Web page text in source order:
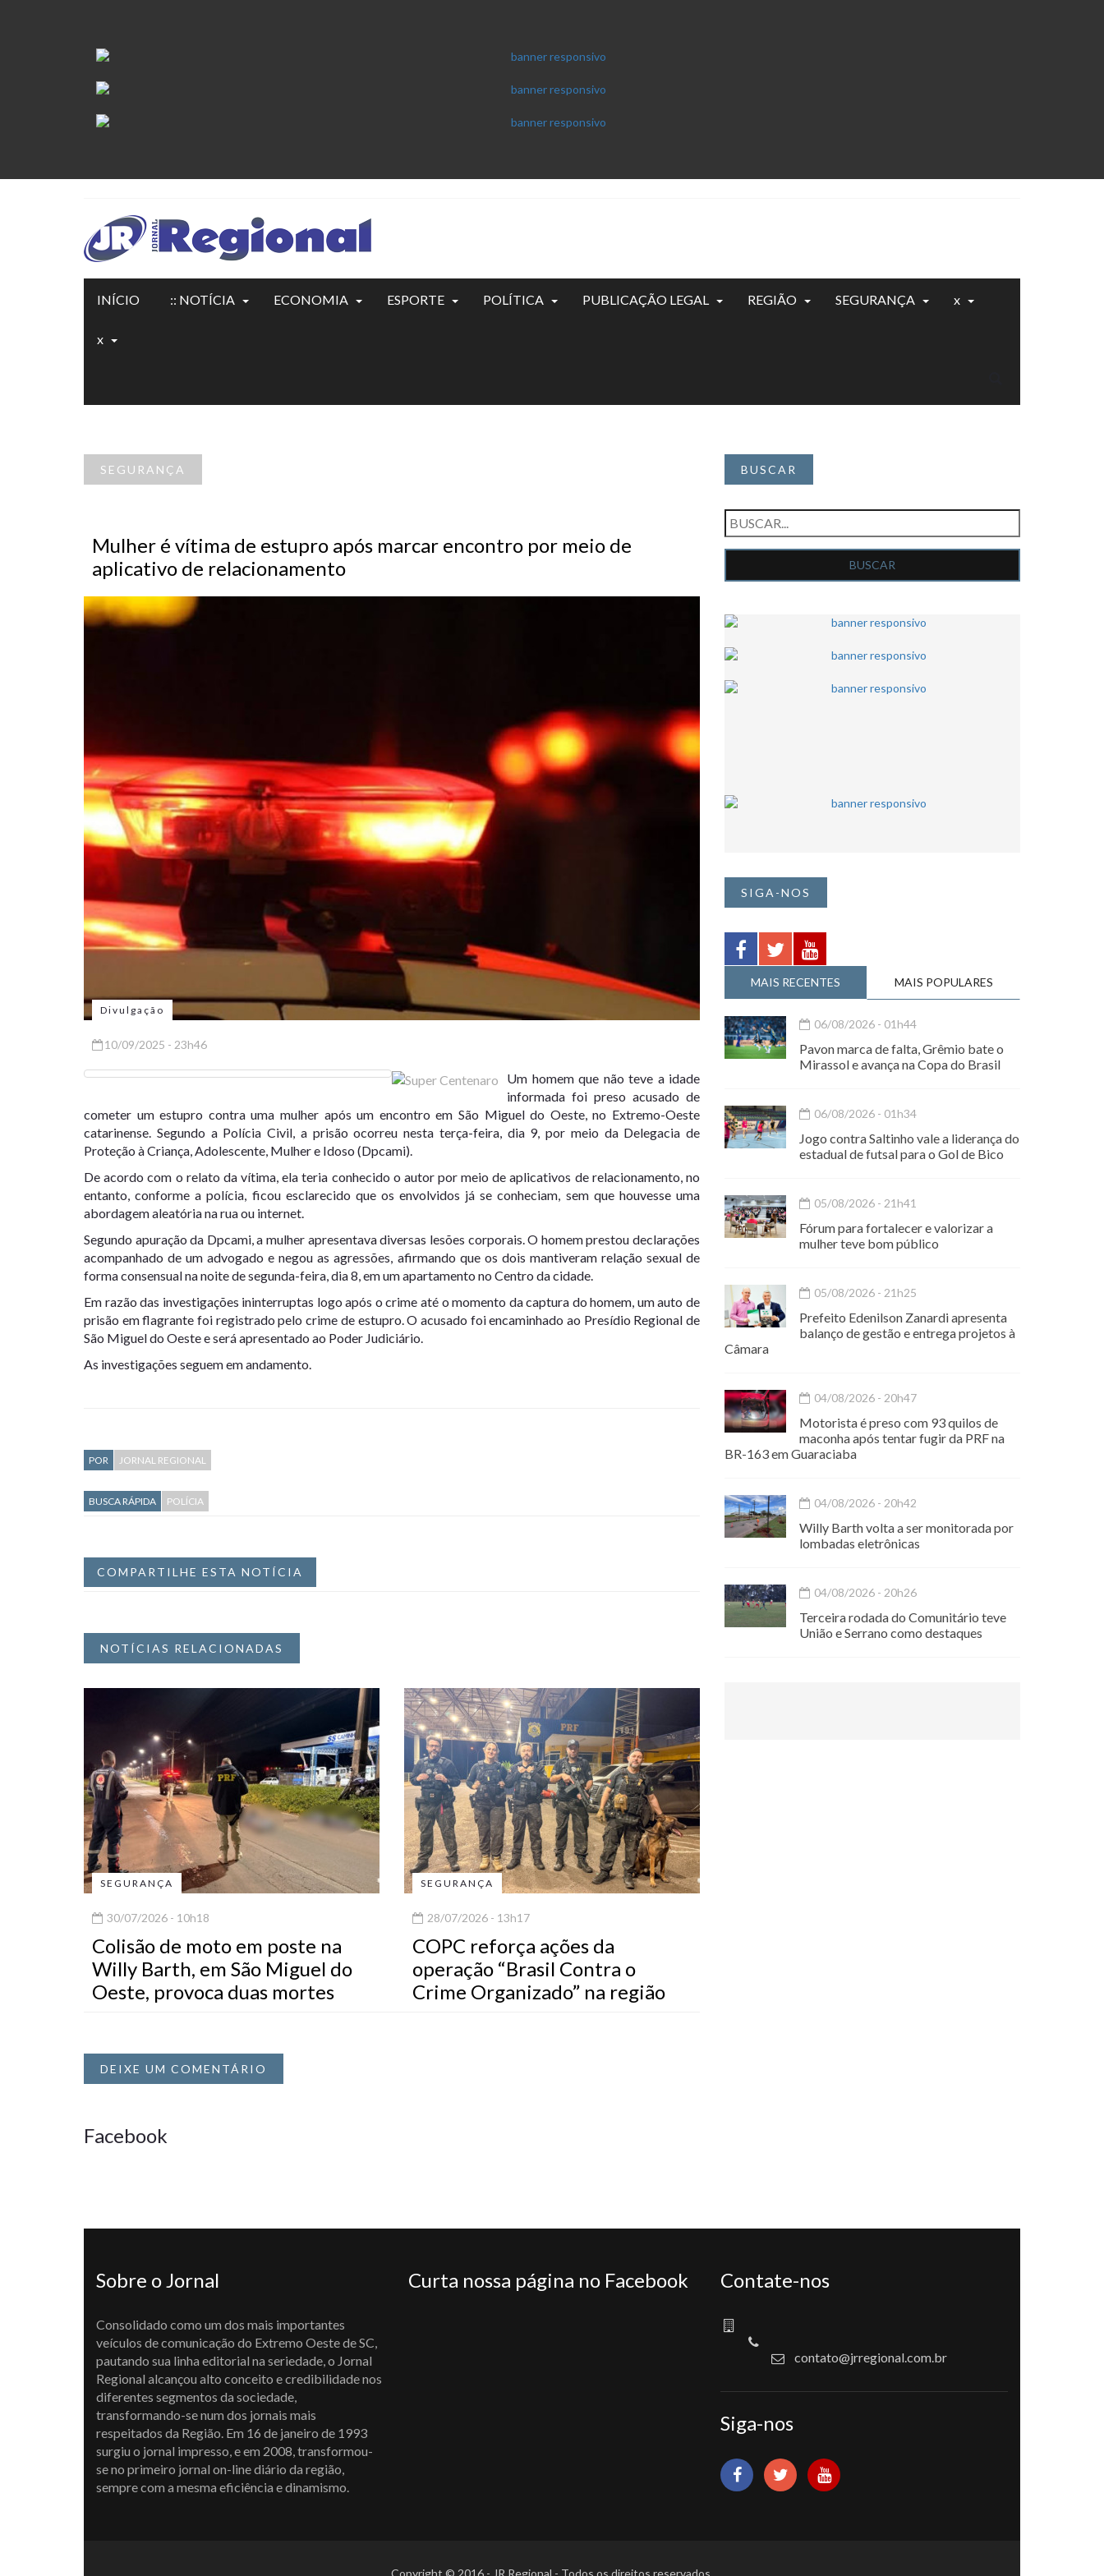
INÍCIO :: NOTÍCIA ECONOMIA ESPORTE POLÍTICA PUBLICAÇÃO LEGAL REGIÃO SEGURANÇA x
x
SEGURANÇA
Mulher é vítima de estupro após marcar encontro por meio de
aplicativo de relacionamento
Divulgação
10/09/2025 - 23h46
Um homem que não teve a idade
informada foi preso acusado de
cometer um estupro contra uma mulher após um encontro em São Miguel do Oeste, no Extremo-Oeste
catarinense. Segundo a Polícia Civil, a prisão ocorreu nesta terça-feira, dia 9, por meio da Delegacia de
Proteção à Criança, Adolescente, Mulher e Idoso (Dpcami).
De acordo com o relato da vítima, ela teria conhecido o autor por meio de aplicativos de relacionamento, no
entanto, conforme a polícia, ficou esclarecido que os envolvidos já se conheciam, sem que houvesse uma
abordagem aleatória na rua ou internet.
Segundo apuração da Dpcami, a mulher apresentava diversas lesões corporais. O homem prestou declarações
acompanhado de um advogado e negou as agressões, afirmando que os dois mantiveram relação sexual de
forma consensual na noite de segunda-feira, dia 8, em um apartamento no Centro da cidade.
Em razão das investigações ininterruptas logo após o crime até o momento da captura do homem, um auto de
prisão em flagrante foi registrado pelo crime de estupro. O acusado foi encaminhado ao Presídio Regional de
São Miguel do Oeste e será apresentado ao Poder Judiciário.
As investigações seguem em andamento.
POR JORNAL REGIONAL
BUSCA RÁPIDA POLÍCIA
COMPARTILHE ESTA NOTÍCIA
NOTÍCIAS RELACIONADAS
SEGURANÇA
30/07/2026 - 10h18
Colisão de moto em poste na
Willy Barth, em São Miguel do
Oeste, provoca duas mortes
SEGURANÇA
28/07/2026 - 13h17
COPC reforça ações da
operação “Brasil Contra o
Crime Organizado” na região
DEIXE UM COMENTÁRIO
Facebook
BUSCAR
SIGA-NOS
MAIS RECENTES MAIS POPULARES
06/08/2026 - 01h44
Pavon marca de falta, Grêmio bate o
Mirassol e avança na Copa do Brasil
06/08/2026 - 01h34
Jogo contra Saltinho vale a liderança do
estadual de futsal para o Gol de Bico
05/08/2026 - 21h41
Fórum para fortalecer e valorizar a
mulher teve bom público
05/08/2026 - 21h25
Prefeito Edenilson Zanardi apresenta
balanço de gestão e entrega projetos à
Câmara
04/08/2026 - 20h47
Motorista é preso com 93 quilos de
maconha após tentar fugir da PRF na
BR-163 em Guaraciaba
04/08/2026 - 20h42
Willy Barth volta a ser monitorada por
lombadas eletrônicas
04/08/2026 - 20h26
Terceira rodada do Comunitário teve
União e Serrano como destaques
Sobre o Jornal
Consolidado como um dos mais importantes
veículos de comunicação do Extremo Oeste de SC,
pautando sua linha editorial na seriedade, o Jornal
Regional alcançou alto conceito e credibilidade nos
diferentes segmentos da sociedade,
transformando-se num dos jornais mais
respeitados da Região. Em 16 de janeiro de 1993
surgiu o jornal impresso, e em 2008, transformou-
se no primeiro jornal on-line diário da região,
sempre com a mesma eficiência e dinamismo.
Curta nossa página no Facebook Contate-nos
contato@jrregional.com.br
Siga-nos
Copyright © 2016 - JR Regional - Todos os direitos reservados.